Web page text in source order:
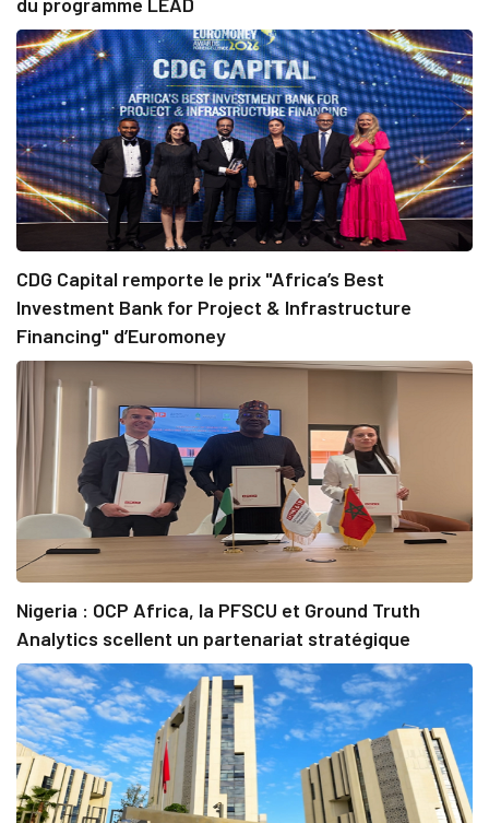
CDG Capital remporte le prix "Africa’s Best
Investment Bank for Project & Infrastructure
Financing" d’Euromoney
Nigeria : OCP Africa, la PFSCU et Ground Truth
Analytics scellent un partenariat stratégique